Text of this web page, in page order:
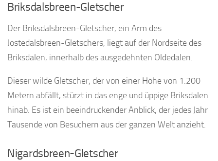
Briksdalsbreen-Gletscher
Der Briksdalsbreen-Gletscher, ein Arm des
Jostedalsbreen-Gletschers, liegt auf der Nordseite des
Briksdalen, innerhalb des ausgedehnten Oldedalen.
Dieser wilde Gletscher, der von einer Höhe von 1.200
Metern abfällt, stürzt in das enge und üppige Briksdalen
hinab. Es ist ein beeindruckender Anblick, der jedes Jahr
Tausende von Besuchern aus der ganzen Welt anzieht.
Nigardsbreen-Gletscher